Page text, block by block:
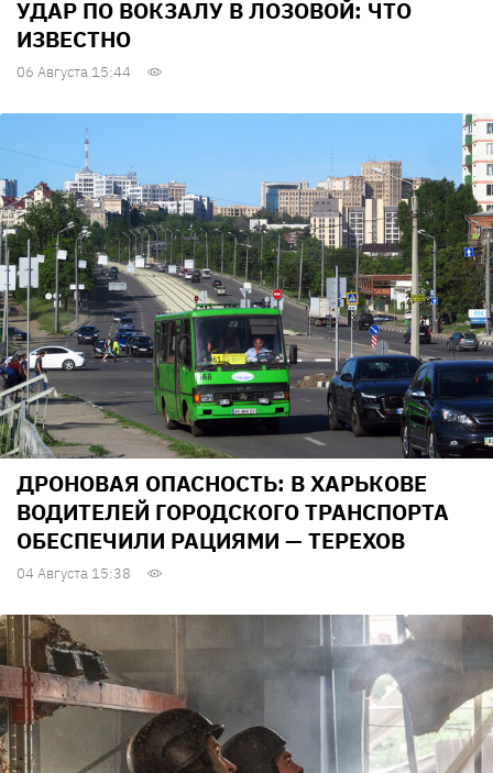
УДАР ПО ВОКЗАЛУ В ЛОЗОВОЙ: ЧТО
ИЗВЕСТНО
06 Августа 15:44
ДРОНОВАЯ ОПАСНОСТЬ: В ХАРЬКОВЕ
ВОДИТЕЛЕЙ ГОРОДСКОГО ТРАНСПОРТА
ОБЕСПЕЧИЛИ РАЦИЯМИ — ТЕРЕХОВ
04 Августа 15:38